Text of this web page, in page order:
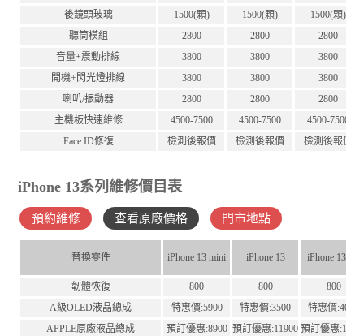
後鏡頭玻璃
1500(顆) 1500(顆)
1500(顆)
聽筒模組
2800 2800
2800
音量+震動排線
3800 3800
3800
開機+閃光燈排線
3800 3800
3800
喇叭/振動器
2800 2800
2800
主機板快速維修
4500-7500 4500-7500
4500-7500
Face ID修復
檢測後報價 檢測後報價 檢測後報價
iPhone 13系列維修價目表
預約維修 查看原廠價格 門市地點
替換零件 iPhone 13 mini iPhone 13 iPhone 13Pro
韌體恢復 800 800
800
A級OLED液晶總成
特惠價:5900 特惠價:3500
特惠價:4000
APPLE原廠液晶總成
預訂優惠:8900 預訂優惠:11900 預訂優惠